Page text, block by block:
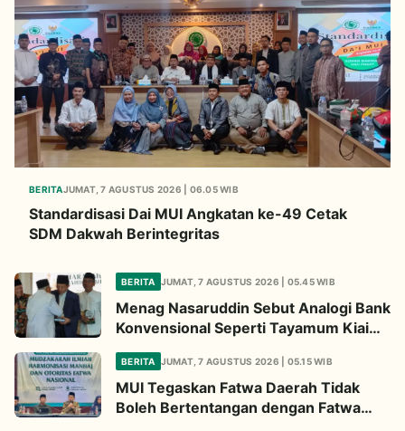
BERITAJUMAT, 7 AGUSTUS 2026 | 06.05 WIB
Standardisasi Dai MUI Angkatan ke-49 Cetak
SDM Dakwah Berintegritas
BERITA JUMAT, 7 AGUSTUS 2026 | 05.45 WIB
Menag Nasaruddin Sebut Analogi Bank
Konvensional Seperti Tayamum Kiai
Ma'ruf Sangat Dahsyat
BERITA JUMAT, 7 AGUSTUS 2026 | 05.15 WIB
MUI Tegaskan Fatwa Daerah Tidak
Boleh Bertentangan dengan Fatwa